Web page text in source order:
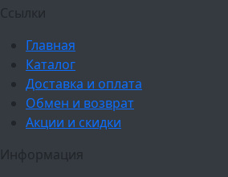
Ссылки
Главная
Каталог
Доставка и оплата
Обмен и возврат
Акции и скидки
Информация